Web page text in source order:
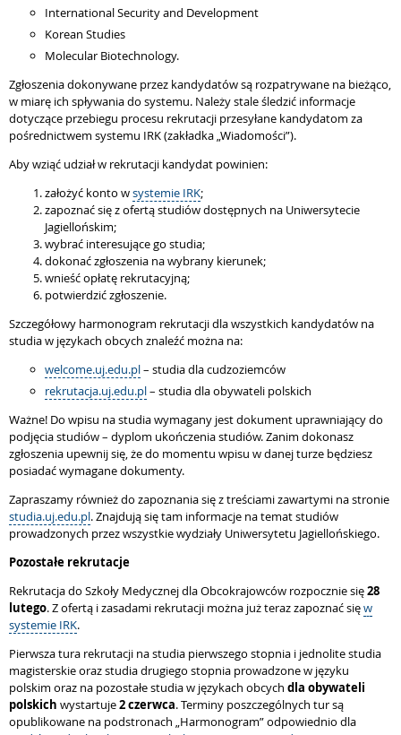
International Security and Development
Korean Studies
Molecular Biotechnology.
Zgłoszenia dokonywane przez kandydatów są rozpatrywane na bieżąco,
w miarę ich spływania do systemu. Należy stale śledzić informacje
dotyczące przebiegu procesu rekrutacji przesyłane kandydatom za
pośrednictwem systemu IRK (zakładka „Wiadomości”).
Aby wziąć udział w rekrutacji kandydat powinien:
założyć konto wsystemie IRK;
zapoznać się z ofertą studiów dostępnych na Uniwersytecie
Jagiellońskim;
wybrać interesujące go studia;
dokonać zgłoszenia na wybrany kierunek;
wnieść opłatę rekrutacyjną;
potwierdzić zgłoszenie.
Szczegółowy harmonogram rekrutacji dla wszystkich kandydatów na
studia w językach obcych znaleźć można na:
welcome.uj.edu.pl– studia dla cudzoziemców
rekrutacja.uj.edu.pl– studia dla obywateli polskich
Ważne! Do wpisu na studia wymagany jest dokument uprawniający do
podjęcia studiów – dyplom ukończenia studiów. Zanim dokonasz
zgłoszenia upewnij się, że do momentu wpisu w danej turze będziesz
posiadać wymagane dokumenty.
Zapraszamy również do zapoznania się z treściami zawartymi na stronie
studia.uj.edu.pl. Znajdują się tam informacje na temat studiów
prowadzonych przez wszystkie wydziały Uniwersytetu Jagiellońskiego.
Pozostałe rekrutacje
Rekrutacja do Szkoły Medycznej dla Obcokrajowców rozpocznie się28
lutego. Z ofertą i zasadami rekrutacji można już teraz zapoznać sięw
systemie IRK.
Pierwsza tura rekrutacji na studia pierwszego stopnia i jednolite studia
magisterskie oraz studia drugiego stopnia prowadzone w języku
polskim oraz na pozostałe studia w językach obcych dla obywateli
polskich wystartuje2 czerwca. Terminy poszczególnych tur są
opublikowane na podstronach „Harmonogram” odpowiednio dla